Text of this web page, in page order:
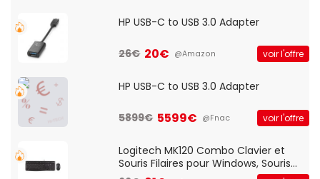
HP USB-C to USB 3.0 Adapter
26€ 20€ @Amazon voir l'offre
HP USB-C to USB 3.0 Adapter
5899€ 5599€ @Fnac voir l'offre
Logitech MK120 Combo Clavier et
Souris Filaires pour Windows, Souris